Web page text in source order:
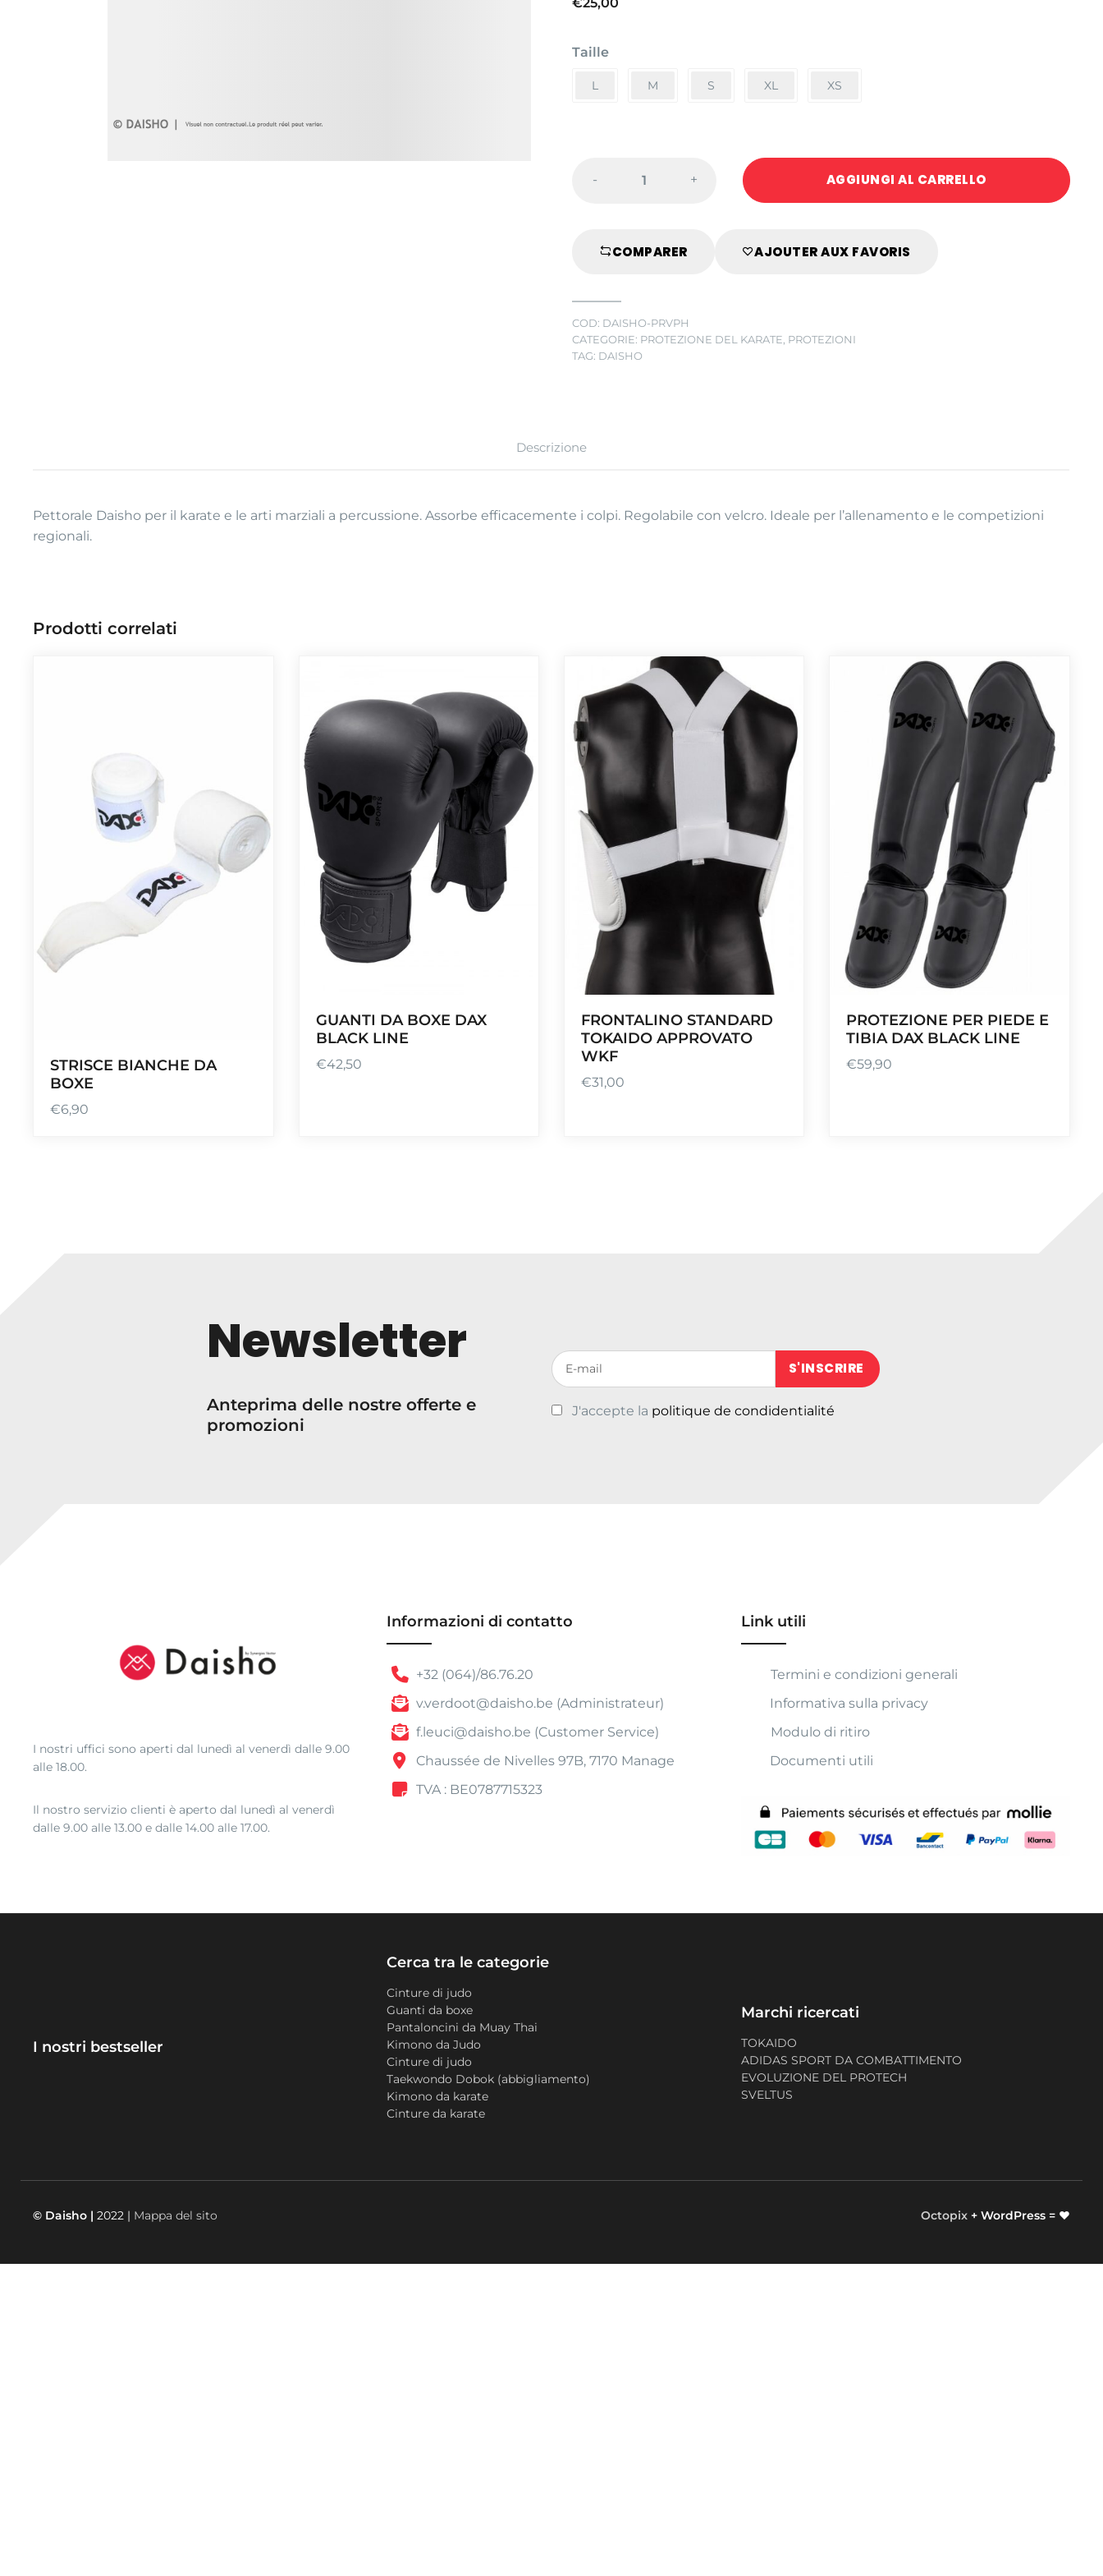
Taille
L M S XL XS
FRONTALINO
quantity
- + AGGIUNGI AL CARRELLO
COMPARER AJOUTER AUX FAVORIS
COD: DAISHO-PRVPH
CATEGORIE: PROTEZIONE DEL KARATE PROTEZIONI
TAG: DAISHO
Descrizione
Pettorale Daisho per il karate e le arti marziali a percussione. Assorbe efficacemente i colpi. Regolabile con velcro. Ideale per l’allenamento e le competizioni
regionali.
Prodotti correlati
STRISCE BIANCHE DA
BOXE
€6,90
GUANTI DA BOXE DAX
BLACK LINE
€42,50
FRONTALINO STANDARD
TOKAIDO APPROVATO
WKF
€31,00
PROTEZIONE PER PIEDE E
TIBIA DAX BLACK LINE
€59,90
Newsletter
Anteprima delle nostre offerte e
promozioni
Votre adresse de messagerie (obligatoire)
J'accepte la politique de condidentialité
I nostri uffici sono aperti dal lunedì al venerdì dalle 9.00
alle 18.00.
Il nostro servizio clienti è aperto dal lunedì al venerdì
dalle 9.00 alle 13.00 e dalle 14.00 alle 17.00.
Informazioni di contatto
+32 (064)/86.76.20
v.verdoot@daisho.be (Administrateur)
f.leuci@daisho.be (Customer Service)
Chaussée de Nivelles 97B, 7170 Manage
TVA : BE0787715323
Link utili
Termini e condizioni generali
Informativa sulla privacy
Modulo di ritiro
Documenti utili
I nostri bestseller
Cerca tra le categorie
Cinture di judo
Guanti da boxe
Pantaloncini da Muay Thai
Kimono da Judo
Cinture di judo
Taekwondo Dobok (abbigliamento)
Kimono da karate
Cinture da karate
Marchi ricercati
TOKAIDO
ADIDAS SPORT DA COMBATTIMENTO
EVOLUZIONE DEL PROTECH
SVELTUS
© Daisho | 2022 | Mappa del sito Octopix+ WordPress = ❤